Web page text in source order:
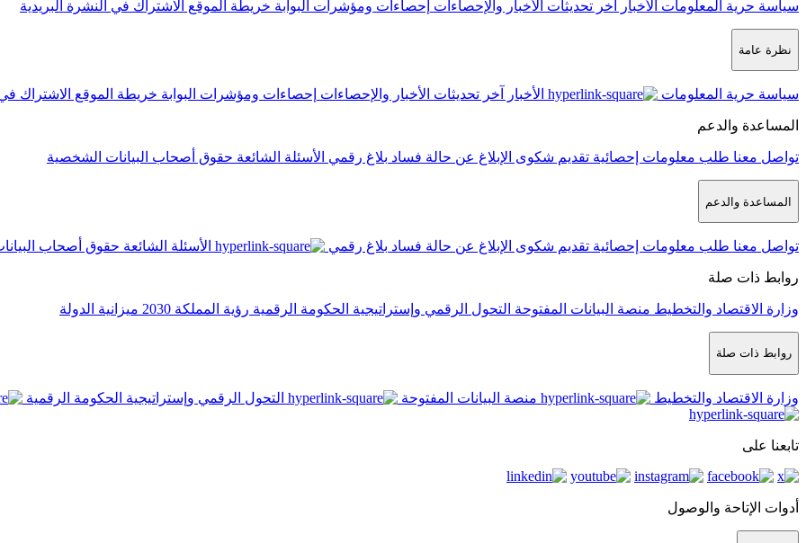
سياسة حرية المعلومات الأخبار آخر تحديثات الأخبار والإحصاءات إحصاءات ومؤشرات البوابة خريطة الموقع الاشتراك في النشرة البريدية
نظرة عامة
سياسة حرية المعلومات الأخبار آخر تحديثات الأخبار والإحصاءات إحصاءات ومؤشرات البوابة خريطة الموقع الاشتراك
المساعدة والدعم
تواصل معنا طلب معلومات إحصائية تقديم شكوى الإبلاغ عن حالة فساد بلاغ رقمي الأسئلة الشائعة حقوق أصحاب البيانات الشخصية
المساعدة والدعم
تواصل معنا طلب معلومات إحصائية تقديم شكوى الإبلاغ عن حالة فساد بلاغ رقمي الأسئلة الشائعة حقوق أصحاب
روابط ذات صلة
وزارة الاقتصاد والتخطيط منصة البيانات المفتوحة التحول الرقمي وإستراتيجية الحكومة الرقمية رؤية المملكة 2030 ميزانية الدولة
روابط ذات صلة
وزارة الاقتصاد والتخطيط منصة البيانات المفتوحة التحول الرقمي وإستراتيجية الحكومة الرقمية
تابعنا على
أدوات الإتاحة والوصول